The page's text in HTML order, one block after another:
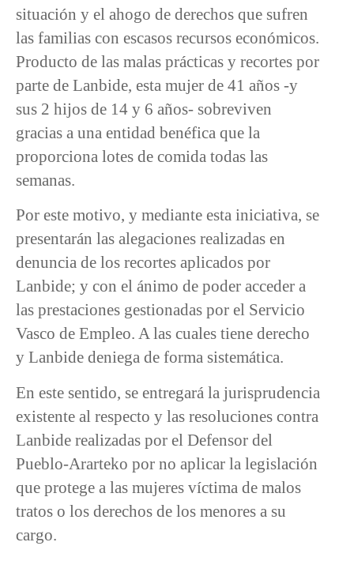
situación y el ahogo de derechos que sufren
las familias con escasos recursos económicos.
Producto de las malas prácticas y recortes por
parte de Lanbide, esta mujer de 41 años -y
sus 2 hijos de 14 y 6 años- sobreviven
gracias a una entidad benéfica que la
proporciona lotes de comida todas las
semanas.
Por este motivo, y mediante esta iniciativa, se
presentarán las alegaciones realizadas en
denuncia de los recortes aplicados por
Lanbide; y con el ánimo de poder acceder a
las prestaciones gestionadas por el Servicio
Vasco de Empleo. A las cuales tiene derecho
y Lanbide deniega de forma sistemática.
En este sentido, se entregará la jurisprudencia
existente al respecto y las resoluciones contra
Lanbide realizadas por el Defensor del
Pueblo-Ararteko por no aplicar la legislación
que protege a las mujeres víctima de malos
tratos o los derechos de los menores a su
cargo.